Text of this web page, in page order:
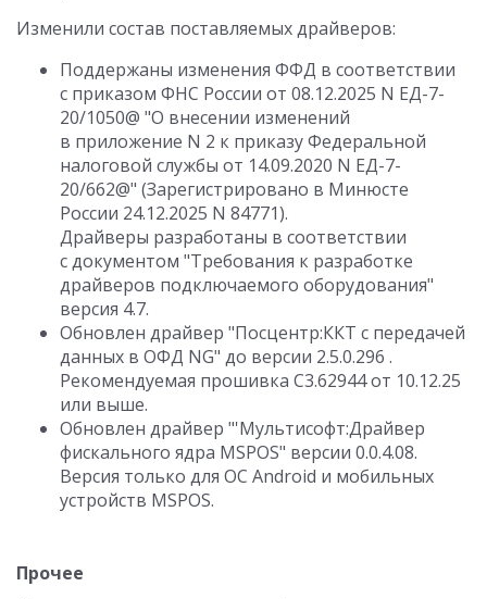
Изменили состав поставляемых драйверов:
Поддержаны изменения ФФД в соответствии
с приказом ФНС России от 08.12.2025 N ЕД-7-
20/1050@ "О внесении изменений
в приложение N 2 к приказу Федеральной
налоговой службы от 14.09.2020 N ЕД-7-
20/662@" (Зарегистрировано в Минюсте
России 24.12.2025 N 84771).
Драйверы разработаны в соответствии
с документом "Требования к разработке
драйверов подключаемого оборудования"
версия 4.7.
Обновлен драйвер "Посцентр:ККТ с передачей
данных в ОФД NG" до версии 2.5.0.296 .
Рекомендуемая прошивка С3.62944 от 10.12.25
или выше.
Обновлен драйвер "'Мультисофт:Драйвер
фискального ядра MSPOS" версии 0.0.4.08.
Версия только для ОС Android и мобильных
устройств MSPOS.
Прочее